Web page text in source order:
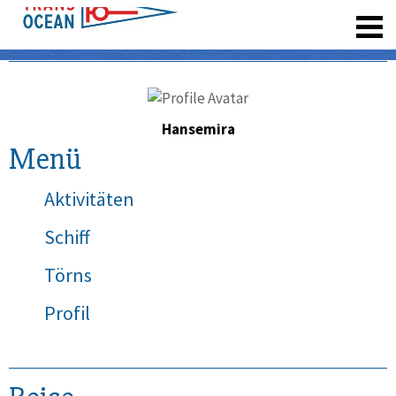
Hansemira
Menü
Aktivitäten
Schiff
Törns
Profil